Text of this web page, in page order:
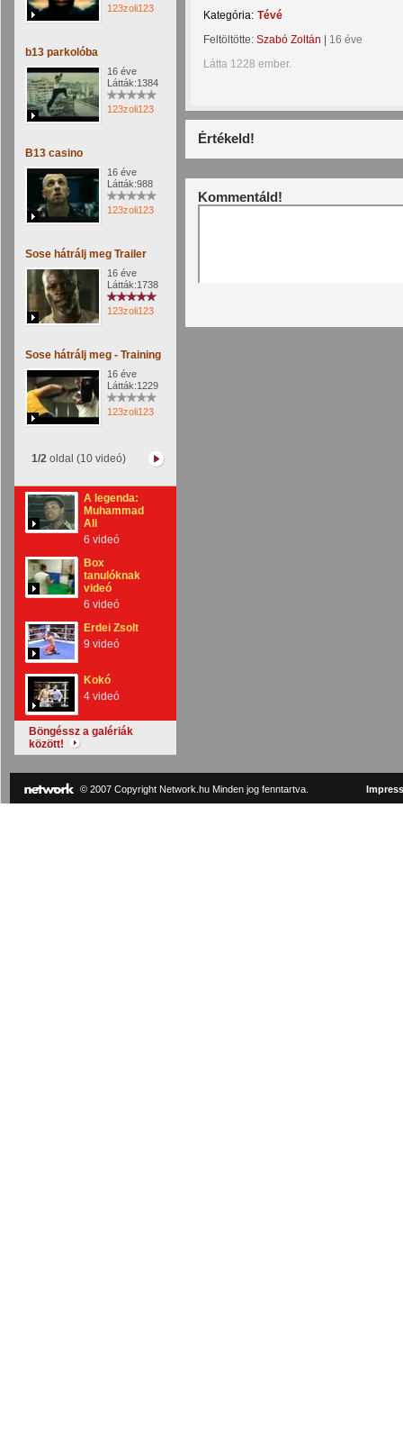
123zoli123
b13 parkolóba
16 éve
Látták:1384
123zoli123
B13 casino
16 éve
Látták:988
123zoli123
Sose hátrálj meg Trailer
16 éve
Látták:1738
123zoli123
Sose hátrálj meg - Training
16 éve
Látták:1229
123zoli123
1/2oldal (10 videó)
A legenda:
Muhammad
Ali
6 videó
Box
tanulóknak
videó
6 videó
Erdei Zsolt
9 videó
Kokó
4 videó
Böngéssz a galériák
között!
Kategória: Tévé
Feltöltötte: Szabó Zoltán
16 éve
Látta 1228 ember.
Értékeld!
Kommentáld!
© 2007 Copyright Network.hu Minden jog fenntartva.